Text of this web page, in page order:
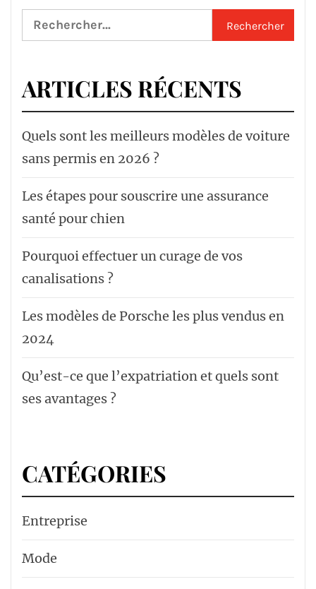
Rechercher :
ARTICLES RÉCENTS
Quels sont les meilleurs modèles de voiture
sans permis en 2026 ?
Les étapes pour souscrire une assurance
santé pour chien
Pourquoi effectuer un curage de vos
canalisations ?
Les modèles de Porsche les plus vendus en
2024
Qu’est-ce que l’expatriation et quels sont
ses avantages ?
CATÉGORIES
Entreprise
Mode